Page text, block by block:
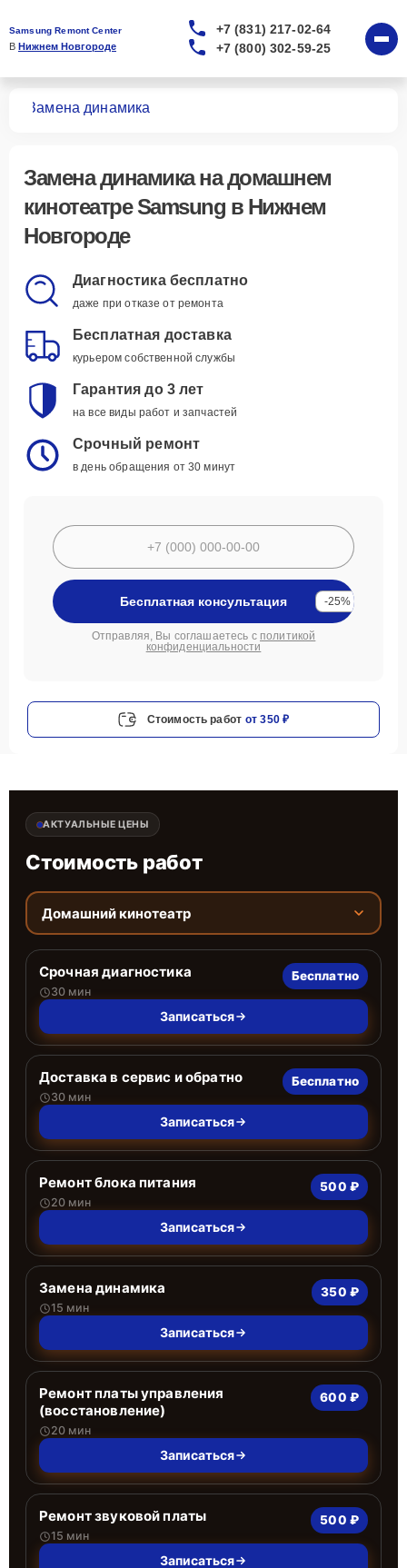
Samsung Remont Center
В Нижнем Новгороде
+7 (831) 217-02-64
+7 (800) 302-59-25
Замена динамика
Замена динамикана домашнем
кинотеатре Samsung в Нижнем
Новгороде
Диагностика бесплатно
даже при отказе от ремонта
Бесплатная доставка
курьером собственной службы
Гарантия до 3 лет
на все виды работ и запчастей
Срочный ремонт
в день обращения от 30 минут
Бесплатная консультация -25%
Отправляя, Вы соглашаетесь с политикой
конфиденциальности
Стоимость работ от 350 ₽
АКТУАЛЬНЫЕ ЦЕНЫ
Стоимость работ
Домашний кинотеатр
Срочная диагностика
30 мин
Бесплатно
Записаться
Доставка в сервис и обратно
30 мин
Бесплатно
Записаться
Ремонт блока питания
20 мин
500 ₽
Записаться
Замена динамика
15 мин
350 ₽
Записаться
Ремонт платы управления
(восстановление)
20 мин
600 ₽
Записаться
Ремонт звуковой платы
15 мин
500 ₽
Записаться